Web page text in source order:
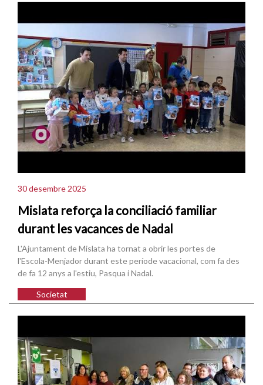
30 desembre 2025
Mislata reforça la conciliació familiar
durant les vacances de Nadal
L'Ajuntament de Mislata ha tornat a obrir les portes de
l'Escola-Menjador durant este període vacacional, com fa des
de fa 12 anys a l'estiu, Pasqua i Nadal.
Societat